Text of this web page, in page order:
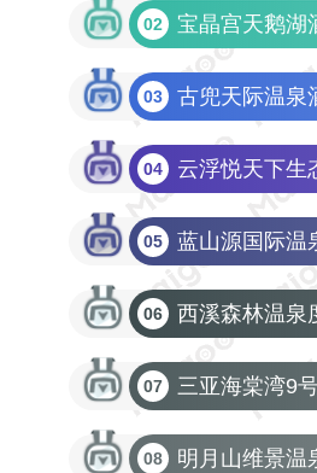
02 宝晶宫天鹅湖
03 古兜天际温泉
04 云浮悦天下生
05 蓝山源国际温
06 西溪森林温泉
07 三亚海棠湾9
08 明月山维景温